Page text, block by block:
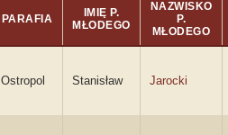
PARAFIA
IMIĘ P.
MŁODEGO
NAZWISKO
P.
MŁODEGO
Ostropol Stanisław Jarocki